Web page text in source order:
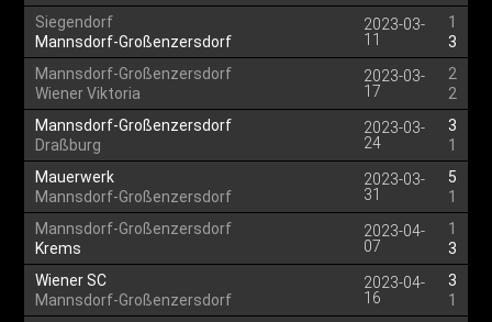
Siegendorf
Mannsdorf-Großenzersdorf
2023-03-
11
1
3
Mannsdorf-Großenzersdorf
Wiener Viktoria
2023-03-
17
2
2
Mannsdorf-Großenzersdorf
Draßburg
2023-03-
24
3
1
Mauerwerk
Mannsdorf-Großenzersdorf
2023-03-
31
5
1
Mannsdorf-Großenzersdorf
Krems
2023-04-
07
1
3
Wiener SC
Mannsdorf-Großenzersdorf
2023-04-
16
3
1